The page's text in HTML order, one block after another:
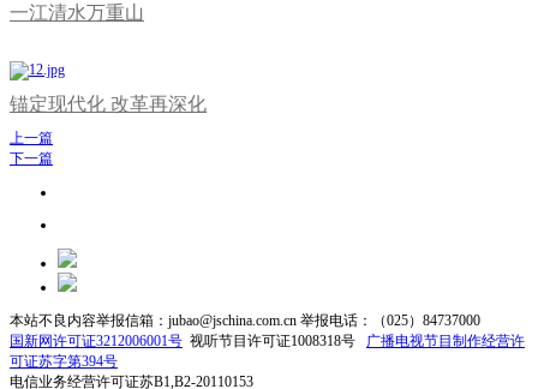
一江清水万重山
锚定现代化 改革再深化
上一篇
下一篇
本站不良内容举报信箱：jubao@jschina.com.cn 举报电话：（025）84737000
国新网许可证3212006001号 视听节目许可证1008318号 广播电视节目制作经营许
可证苏字第394号
电信业务经营许可证苏B1,B2-20110153